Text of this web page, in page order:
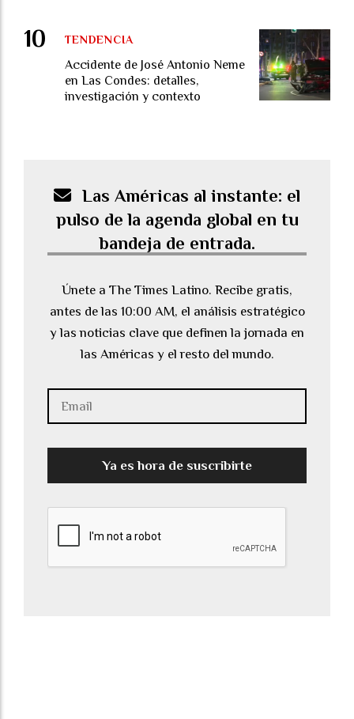
Accidente de José Antonio Neme
en Las Condes: detalles,
investigación y contexto
TENDENCIA
Las Américas al instante: el
pulso de la agenda global en tu
bandeja de entrada.
Únete a The Times Latino. Recibe gratis,
antes de las 10:00 AM, el análisis estratégico
y las noticias clave que definen la jornada en
las Américas y el resto del mundo.
Ya es hora de suscribirte